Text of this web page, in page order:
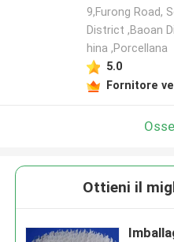
9,Furong Road,
District ,Baoan
hina ,Porcellana
5.0
Fornitore
Ottieni il